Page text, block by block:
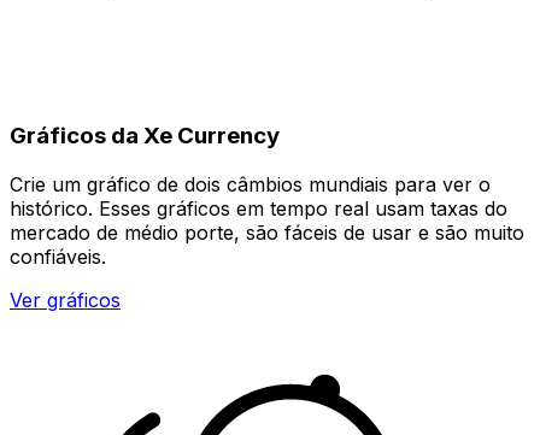
Gráficos da Xe Currency
Crie um gráfico de dois câmbios mundiais para ver o
histórico. Esses gráficos em tempo real usam taxas do
mercado de médio porte, são fáceis de usar e são muito
confiáveis.
Ver gráficos